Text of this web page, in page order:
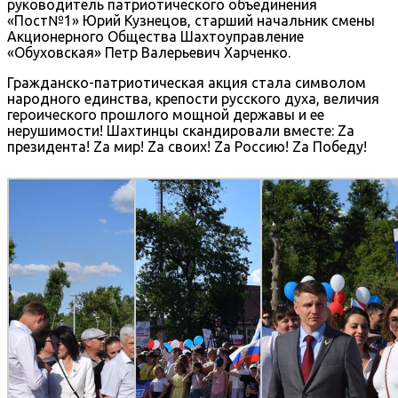
руководитель патриотического объединения
«Пост№1» Юрий Кузнецов, старший начальник смены
Акционерного Общества Шахтоуправление
«Обуховская» Петр Валерьевич Харченко.
Гражданско-патриотическая акция стала символом
народного единства, крепости русского духа, величия
героического прошлого мощной державы и ее
нерушимости! Шахтинцы скандировали вместе: Zа
президента! Zа мир! Zа своих! Zа Россию! Zа Победу!